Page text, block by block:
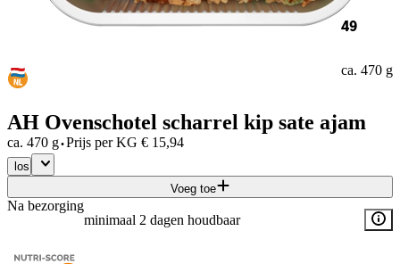
49
ca. 470 g
AH Ovenschotel scharrel kip sate ajam
ca. 470 g·Prijs per KG € 15,94
los
Voeg toe
Na bezorging
minimaal 2 dagen houdbaar